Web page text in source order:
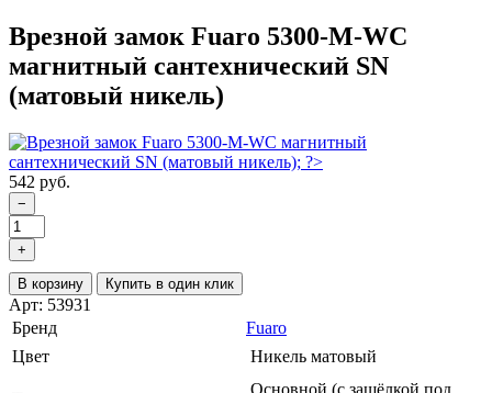
Врезной замок Fuaro 5300-M-WС
магнитный сантехнический SN
(матовый никель)
542 руб.
−
+
В корзину Купить в один клик
Арт: 53931
Бренд
Fuaro
Цвет
Никель матовый
Основной (с защёлкой под